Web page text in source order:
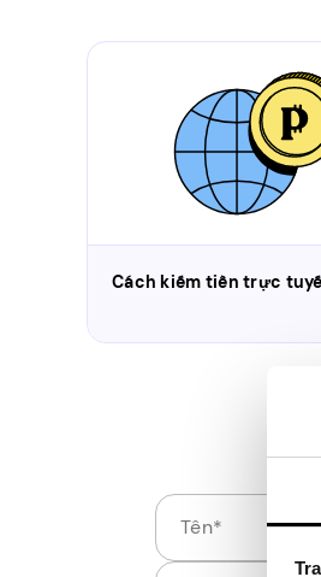
Cách kiếm tiền trực
Tên
Email
If you have any